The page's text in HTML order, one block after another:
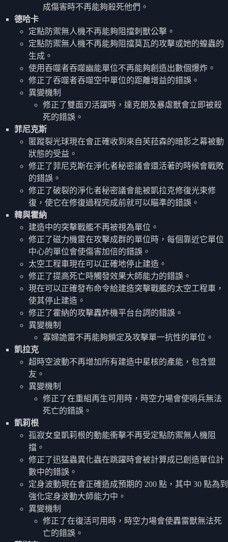
成傷害時不再能夠殺死他們。
德哈卡
定點防禦無人機不再能夠阻擋刺獸公擊。
定點防禦無人機不再能夠阻擋莫瓦的攻擊或她的蝗蟲的
生成。
使用吞噬者吞噬幽能單位不再能夠創造出數個爆炸。
修正了吞噬者吞噬空中單位的距離增益的錯誤。
異變機制
修正了雙面刃活躍時，達克朗及暴虐獸會立即被殺
死的錯誤。
菲尼克斯
匿蹤裂光球現在會正確收到來自芙菈森的暗影之幕被動
狀態的受益。
修正了菲尼克斯在淨化者秘密議會還活著的時候會戰敗
的錯誤。
修正了破裂的淨化者秘密議會能被凱拉克修復光束修
復，使它在修復過程完成前就可以瞄準的錯誤。
韓與霍納
建造中的突擊戰艦不再被視為單位。
修正了磁力機雷在攻擊成群的單位時，每個靠近它單位
中心的單位會使傷害加倍的錯誤。
太空工程車現在可以正確地停止建造。
修正了提高死亡時觸發效果大師能力的錯誤。
現在可以正確發布命令給建造突擊戰艦的太空工程車，
使其停止建造。
修正了霍納的攻擊轟炸機平台台詞的錯誤。
異變機制
寡婦詭雷不再能夠鎖定及攻擊單一抗性的單位。
凱拉克
超時空波動不再增加所有建造中星核的產能，包含盟
友。
異變機制
修正了在重組再生可用時，時空力場會使哨兵無法
死亡的錯誤。
凱莉根
孤寂女皇凱莉根的動能衝擊不再受定點防禦無人機阻
擋。
修正了迅猛蟲異化蟲在跳躍時會被計算成已創造單位計
數中的錯誤。
定身波動現在會正確造成預期的 200 點，其中 30 點為到
強化定身波動大師能力中。
異變機制
修正了在復活可用時，時空力場會使轟雷獸無法死
亡的錯誤。